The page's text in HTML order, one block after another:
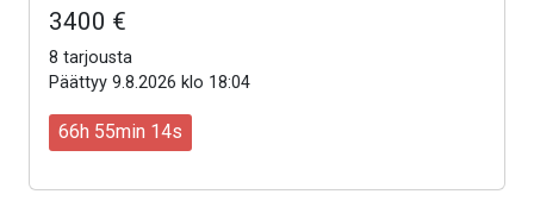
3400 €
8 tarjousta
Päättyy 9.8.2026 klo 18:04
66h 55min 12s